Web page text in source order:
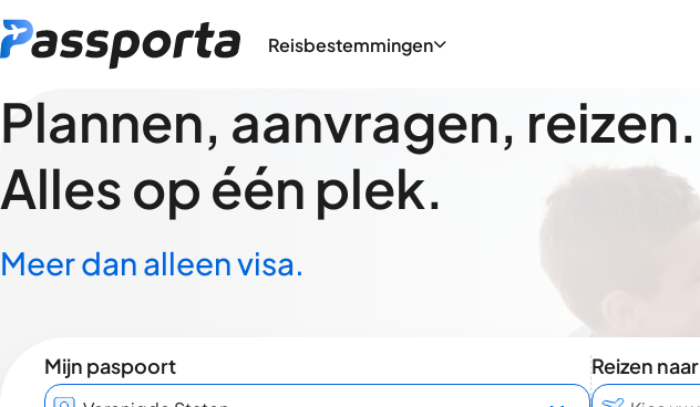
Reisbestemmingen
Plannen, aanvragen, reizen.
Alles op één plek.
Meer dan alleen visa.
Mijn paspoort
Reizen naar